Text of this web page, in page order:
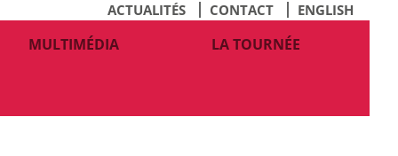
ACTUALITÉS CONTACT ENGLISH
MULTIMÉDIA LA TOURNÉE